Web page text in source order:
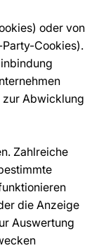
oder von
Cookies).
zur Abwicklung
Zahlreiche
die Anzeige
Auswertung